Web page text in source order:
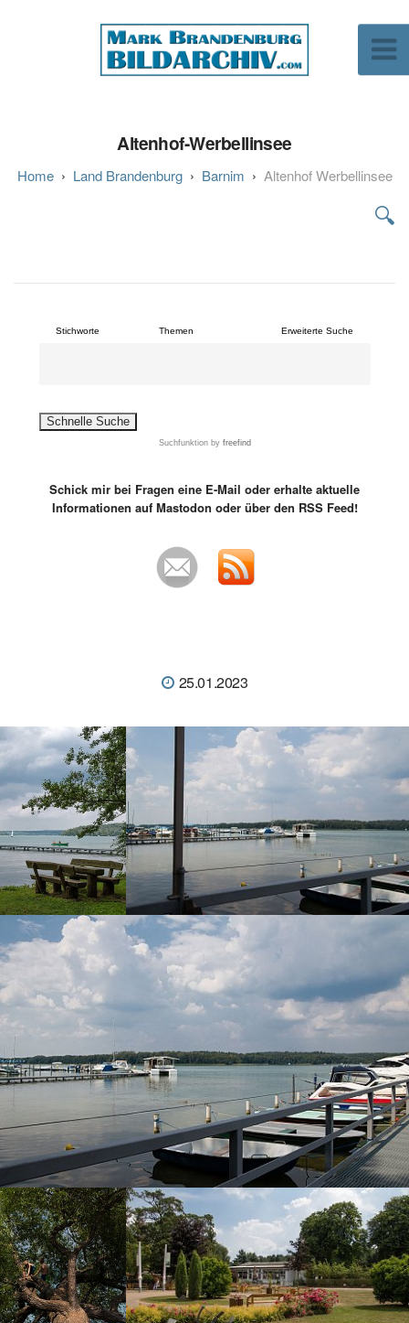
Altenhof-Werbellinsee
Land Brandenburg Barnim Altenhof Werbellinsee
🔍
Stichworte Themen Erweiterte Suche
Suchfunktionby freefind
Schick mir bei Fragen eine E-Mail oder erhalte aktuelle
Informationen auf Mastodon oder über den RSS Feed!
25.01.2023